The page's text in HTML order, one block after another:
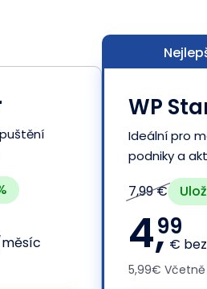
WP
Ideální pro
podniky a
7,99 €
4,99
€
5,99€ Včetně